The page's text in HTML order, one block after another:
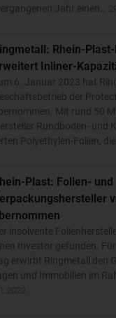
Jahr einen…
Rhein-
Inliner-
6. Januar 2023 hat
der
Mit rund 50
Rundboden- und
Polyethylen-Folien,
Plast: Folien- und
insolvente
Investor gefunden.
erwirbt Ringmetall den
und Immobilien im